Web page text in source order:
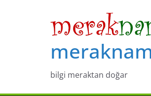
bilgi meraktan doğar